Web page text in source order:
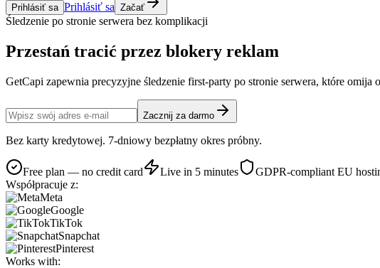
Prihlásiť sa Prihlásiť sa Začať
Śledzenie po stronie serwera bez komplikacji
Przestań tracić przez blokery reklam
GetCapi zapewnia precyzyjne śledzenie first-party po stronie serwera, które
Zacznij za darmo
Bez karty kredytowej. 7-dniowy bezpłatny okres próbny.
Free plan — no credit card Live in 5 minutes
GDPR-compliant EU
Współpracuje z:
Meta
Google
TikTok
Snapchat
Pinterest
Works with: